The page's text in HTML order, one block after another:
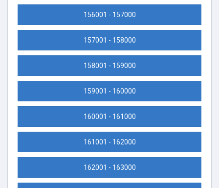
156001 - 157000
157001 - 158000
158001 - 159000
159001 - 160000
160001 - 161000
161001 - 162000
162001 - 163000